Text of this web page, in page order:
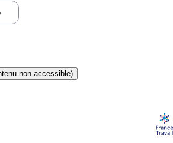
non-accessible)